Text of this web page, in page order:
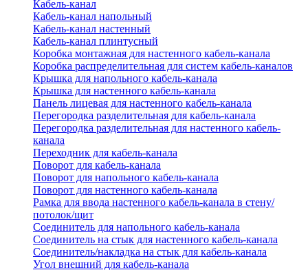
Кабель-канал
Кабель-канал напольный
Кабель-канал настенный
Кабель-канал плинтусный
Коробка монтажная для настенного кабель-канала
Коробка распределительная для систем кабель-каналов
Крышка для напольного кабель-канала
Крышка для настенного кабель-канала
Панель лицевая для настенного кабель-канала
Перегородка разделительная для кабель-канала
Перегородка разделительная для настенного кабель-
канала
Переходник для кабель-канала
Поворот для кабель-канала
Поворот для напольного кабель-канала
Поворот для настенного кабель-канала
Рамка для ввода настенного кабель-канала в стену/
потолок/щит
Соединитель для напольного кабель-канала
Соединитель на стык для настенного кабель-канала
Соединитель/накладка на стык для кабель-канала
Угол внешний для кабель-канала